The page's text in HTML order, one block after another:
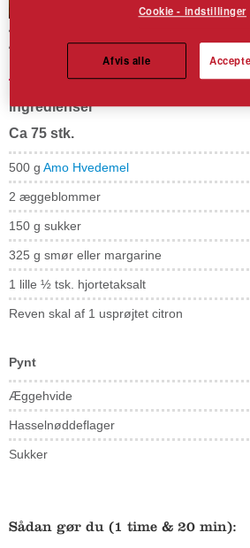
Finskbrød med
Ingredienser
Ca 75 stk.
500 g Amo Hvedemel
2 æggeblommer
150 g sukker
325 g smør eller margarine
1 lille ½ tsk. hjortetaksalt
Reven skal af 1 usprøjtet citron
Pynt
Æggehvide
Hasselnøddeflager
Sukker
Sådan gør du (1 time & 20 min):
Cookie - indstillinger
Afvis alle